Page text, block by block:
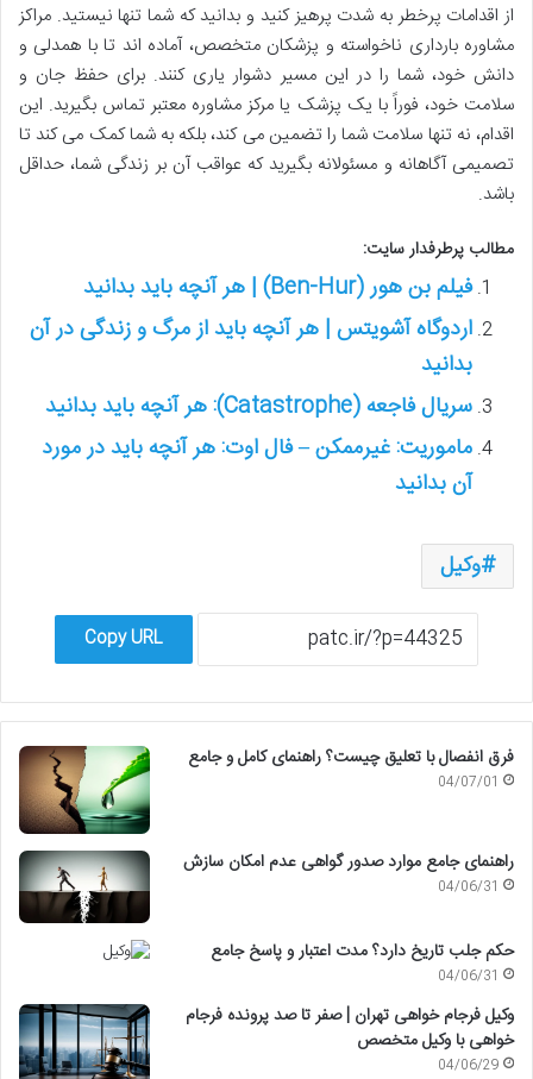
از اقدامات پرخطر به شدت پرهیز کنید و بدانید که شما تنها نیستید. مراکز
مشاوره بارداری ناخواسته و پزشکان متخصص، آماده اند تا با همدلی و
دانش خود، شما را در این مسیر دشوار یاری کنند. برای حفظ جان و
سلامت خود، فوراً با یک پزشک یا مرکز مشاوره معتبر تماس بگیرید. این
اقدام، نه تنها سلامت شما را تضمین می کند، بلکه به شما کمک می کند تا
تصمیمی آگاهانه و مسئولانه بگیرید که عواقب آن بر زندگی شما، حداقل
باشد.
مطالب پرطرفدار سایت:
فیلم بن هور (Ben-Hur) | هر آنچه باید بدانید
اردوگاه آشویتس | هر آنچه باید از مرگ و زندگی در آن
بدانید
سریال فاجعه (Catastrophe): هر آنچه باید بدانید
ماموریت: غیرممکن – فال اوت: هر آنچه باید در مورد
آن بدانید
وکیل
Copy URL
فرق انفصال با تعلیق چیست؟ راهنمای کامل و جامع
04/07/01
راهنمای جامع موارد صدور گواهی عدم امکان سازش
04/06/31
حکم جلب تاریخ دارد؟ مدت اعتبار و پاسخ جامع
04/06/31
وکیل فرجام خواهی تهران | صفر تا صد پرونده فرجام
خواهی با وکیل متخصص
04/06/29